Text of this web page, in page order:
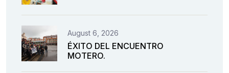
August 6, 2026
ÉXITO DEL ENCUENTRO
MOTERO.